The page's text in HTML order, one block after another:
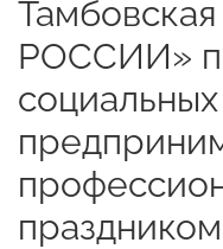
РОССИИ»
социальных
праздником